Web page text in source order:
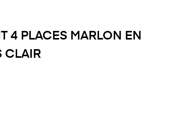
4 PLACES MARLON EN
CLAIR